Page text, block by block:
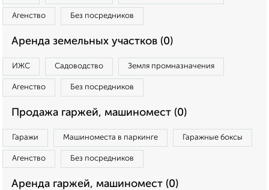
Агенство Без посредников
Аренда земельных участков (0)
ИЖС Садоводство Земля промназначения
Агенство Без посредников
Продажа гаржей, машиномест (0)
Гаражи Машиноместа в паркинге Гаражные боксы
Агенство Без посредников
Аренда гаржей, машиномест (0)